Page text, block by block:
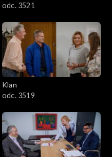
odc. 3521
Klan
odc. 3519